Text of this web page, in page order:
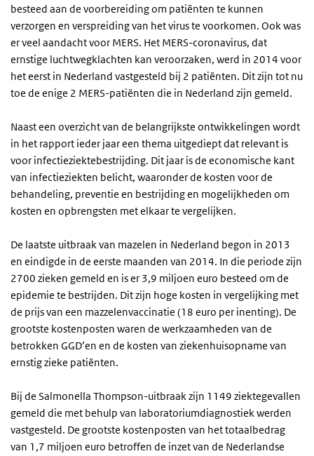
besteed aan de voorbereiding om patiënten te kunnen
verzorgen en verspreiding van het virus te voorkomen. Ook was
er veel aandacht voor MERS. Het MERS-coronavirus, dat
ernstige luchtwegklachten kan veroorzaken, werd in 2014 voor
het eerst in Nederland vastgesteld bij 2 patiënten. Dit zijn tot nu
toe de enige 2 MERS-patiënten die in Nederland zijn gemeld.
Naast een overzicht van de belangrijkste ontwikkelingen wordt
in het rapport ieder jaar een thema uitgediept dat relevant is
voor infectieziektebestrijding. Dit jaar is de economische kant
van infectieziekten belicht, waaronder de kosten voor de
behandeling, preventie en bestrijding en mogelijkheden om
kosten en opbrengsten met elkaar te vergelijken.
De laatste uitbraak van mazelen in Nederland begon in 2013
en eindigde in de eerste maanden van 2014. In die periode zijn
2700 zieken gemeld en is er 3,9 miljoen euro besteed om de
epidemie te bestrijden. Dit zijn hoge kosten in vergelijking met
de prijs van een mazzelenvaccinatie (18 euro per inenting). De
grootste kostenposten waren de werkzaamheden van de
betrokken GGD’en en de kosten van ziekenhuisopname van
ernstig zieke patiënten.
Bij de Salmonella Thompson-uitbraak zijn 1149 ziektegevallen
gemeld die met behulp van laboratoriumdiagnostiek werden
vastgesteld. De grootste kostenposten van het totaalbedrag
van 1,7 miljoen euro betroffen de inzet van de Nederlandse